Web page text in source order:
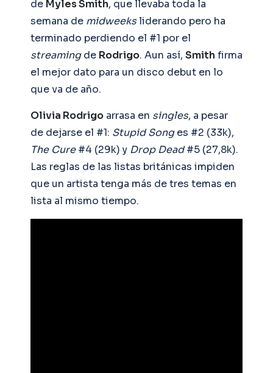
de Myles Smith, que llevaba toda la
semana de midweeksliderando pero ha
terminado perdiendo el #1 por el
streamingde Rodrigo. Aun así, Smith firma
el mejor dato para un disco debut en lo
que va de año.
Olivia Rodrigo arrasa en singles, a pesar
de dejarse el #1: Stupid Songes #2 (33k),
The Cure#4 (29k) y Drop Dead#5 (27,8k).
Las reglas de las listas británicas impiden
que un artista tenga más de tres temas en
lista al mismo tiempo.